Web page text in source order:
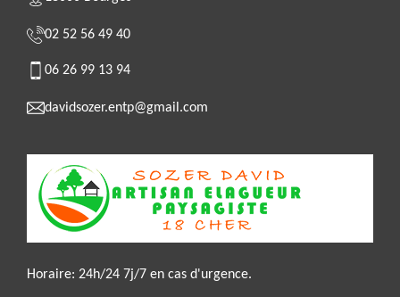
02 52 56 49 40
06 26 99 13 94
davidsozer.entp@gmail.com
Horaire: 24h/24 7j/7 en cas d'urgence.